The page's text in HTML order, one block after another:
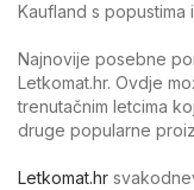
Kaufland s popustima
Najnovije posebne
Letkomat.hr. Ovdje
trenutačnim letcima
druge popularne
Letkomat.hr